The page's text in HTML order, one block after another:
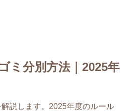
ミ分別方法｜2025年
説します。2025年度のルール